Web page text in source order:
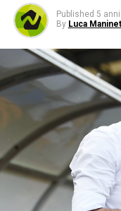
Published 5
By Luca